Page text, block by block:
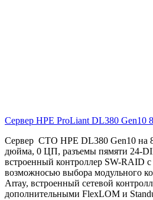
Сервер HPE ProLiant DL380 Gen10
Сервер CTO HPE DL380 Gen10 на
дюйма, 0 ЦП, разъемы пямяти 24-
встроенный контроллер SW-RAID
возможносью выбора модульного
Array, встроенный сетевой
дополнительными FlexLOM и